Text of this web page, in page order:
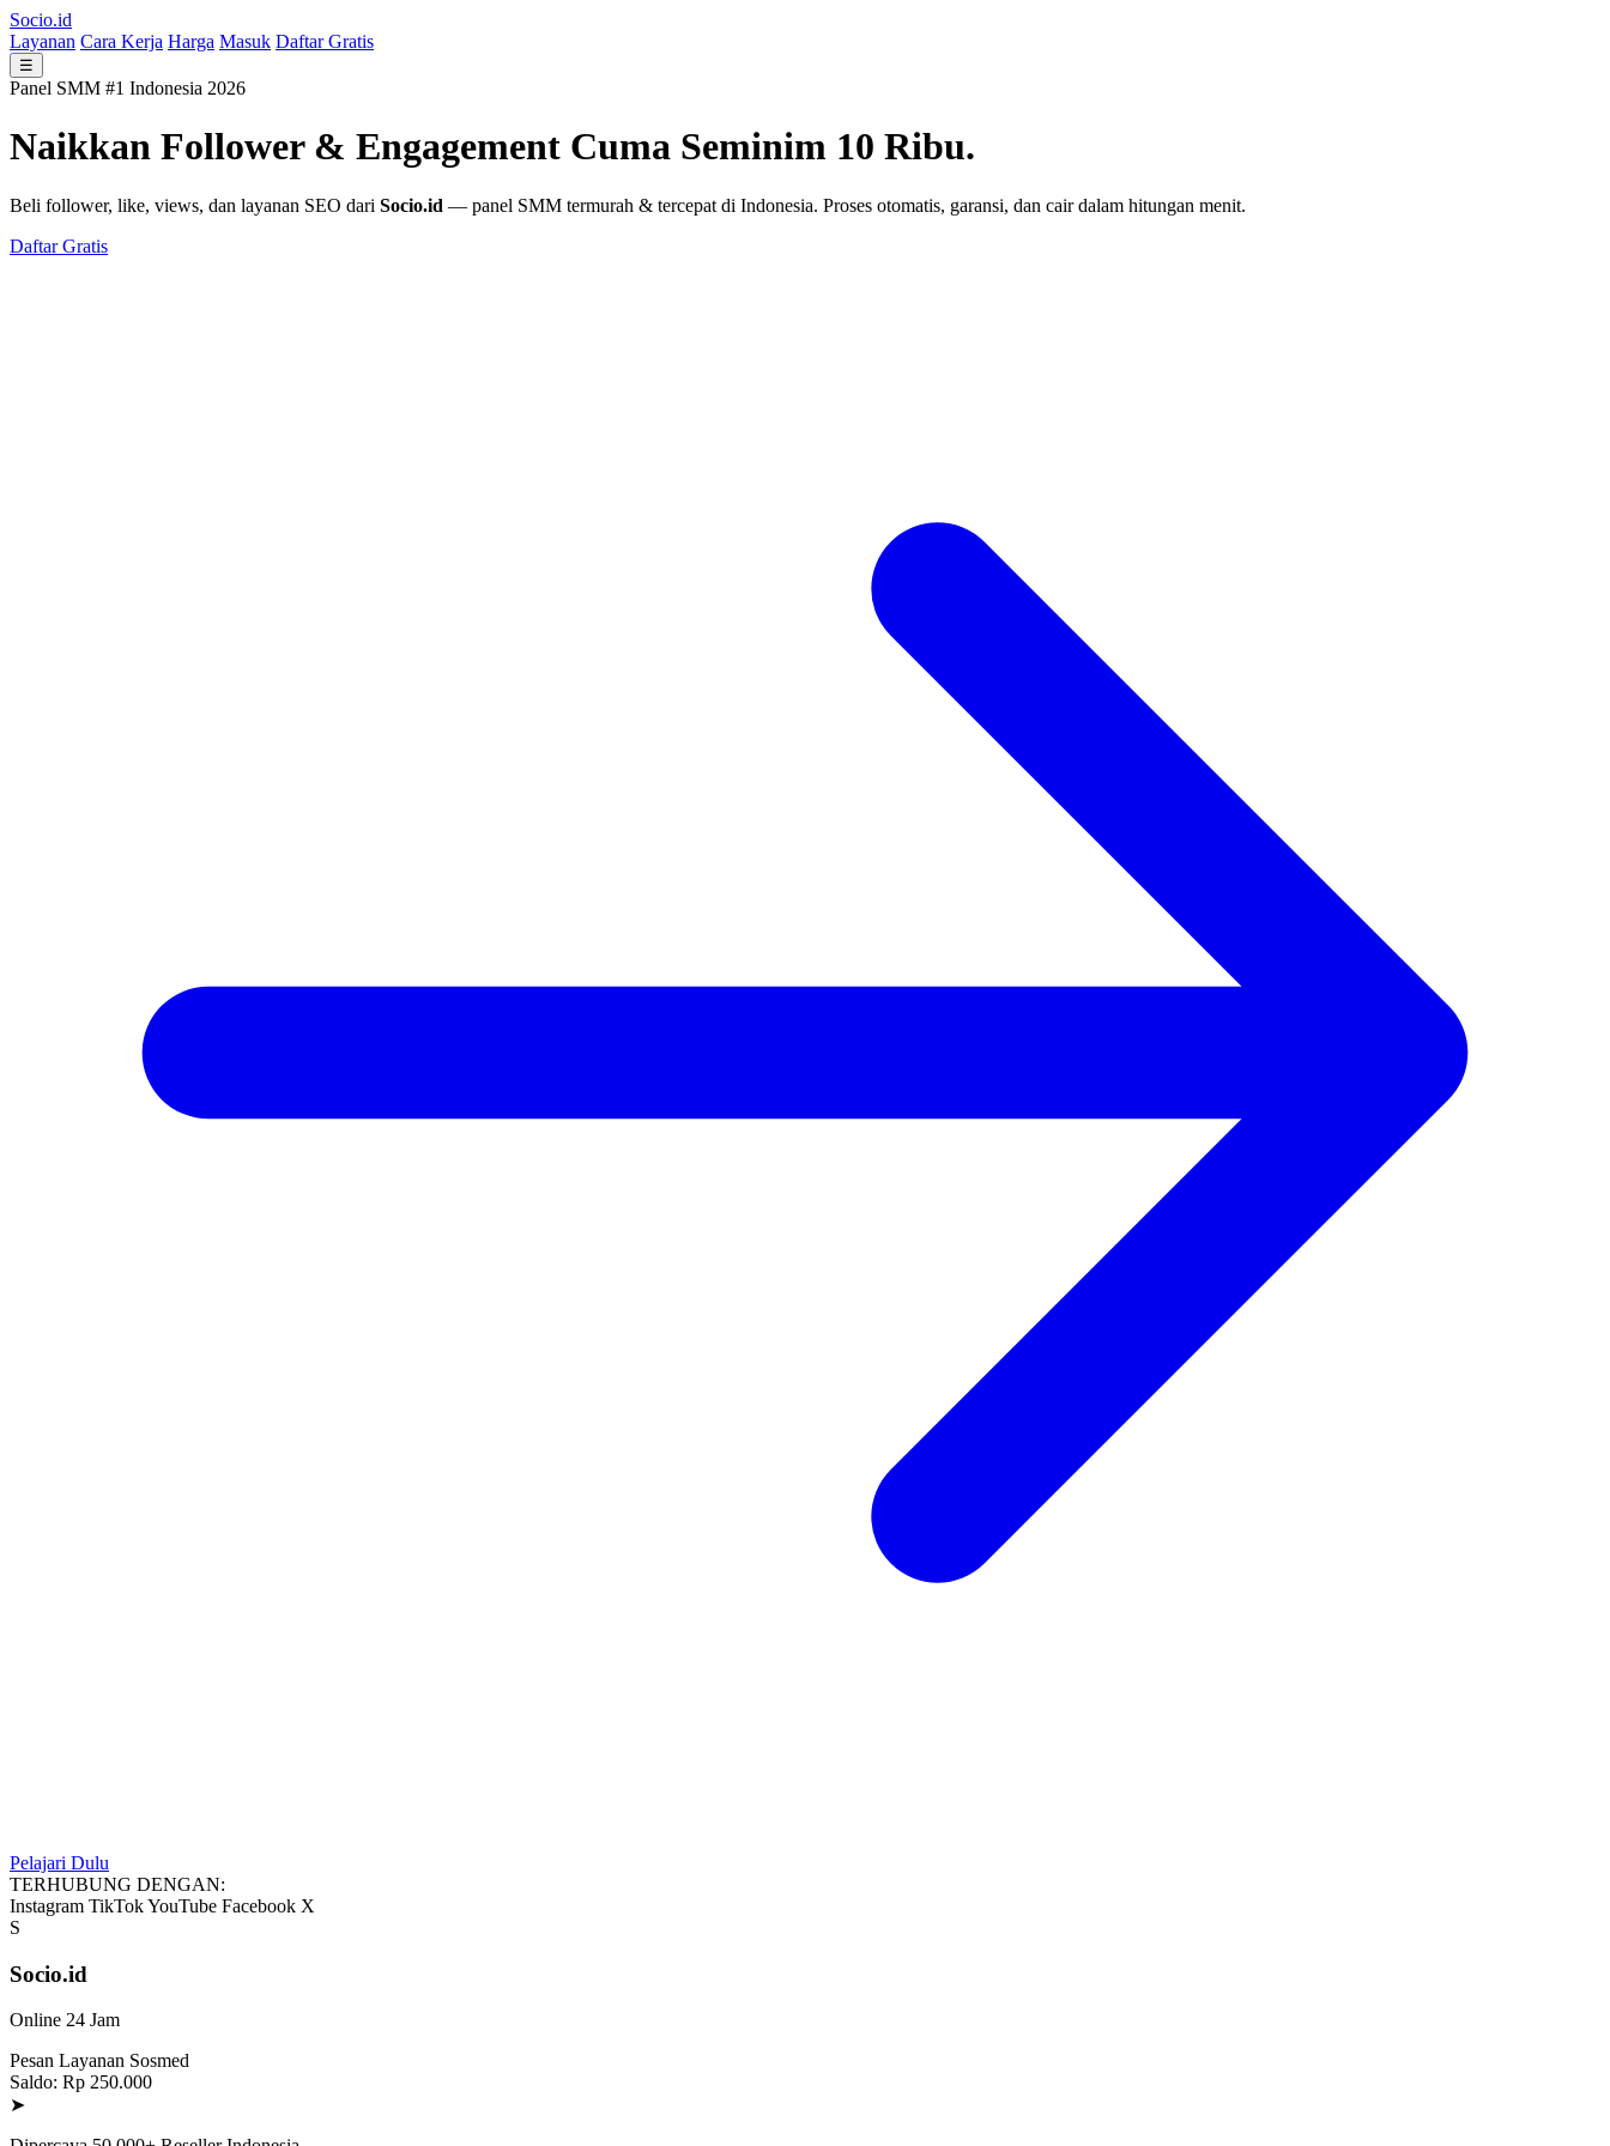
Socio.id
Layanan Cara Kerja Harga Masuk Daftar Gratis
☰
Panel SMM #1 Indonesia 2026
Naikkan Follower & Engagement Cuma Seminim 10 Ribu.
Beli follower, like, views, dan layanan SEO dari Socio.id — panel SMM termurah & tercepat di Indonesia. Proses otomatis, garansi, dan cair dalam hitungan menit.
Daftar Gratis
Pelajari Dulu
TERHUBUNG DENGAN:
Instagram TikTokYouTube Facebook X
S
Socio.id
Online 24 Jam
Pesan Layanan Sosmed
Saldo: Rp 250.000
➤